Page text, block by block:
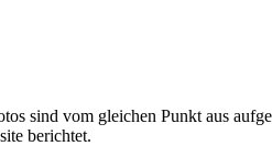
sind vom gleichen Punkt aus
berichtet.